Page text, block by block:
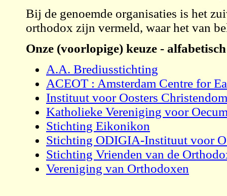
Bij de genoemde organisaties is het
orthodox zijn vermeld, waar het van
Onze (voorlopige) keuze - alfabetisch
A.A. Brediusstichting
ACEOT : Amsterdam Centre for
Instituut voor Oosters Christendom
Katholieke Vereniging voor
Stichting Eikonikon
Stichting ODIGIA-Instituut voor
Stichting Vrienden van de
Vereniging van Orthodoxen